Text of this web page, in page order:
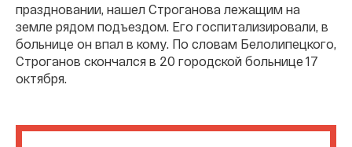
праздновании, нашел Строганова лежащим на
земле рядом подъездом. Его госпитализировали, в
больнице он впал в кому. По словам Белолипецкого,
Строганов скончался в 20 городской больнице 17
октября.